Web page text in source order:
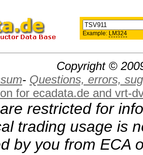
Example: LM324
Copyright ©
- Questions, errors,
for ecadata.de and vrt-
restricted for
trading usage is
by you from ECA